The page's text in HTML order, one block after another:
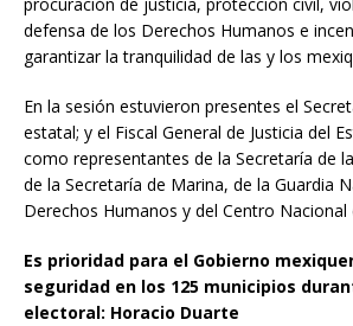
defensa de los Derechos Humanos e
garantizar la tranquilidad de las y los
En la sesión estuvieron presentes el
estatal; y el Fiscal General de Justicia del
como representantes de la Secretaría de
de la Secretaría de Marina, de la Guardia
Derechos Humanos y del Centro Nacional
Es prioridad para el Gobierno
seguridad en los 125 municipios
electoral: Horacio Duarte